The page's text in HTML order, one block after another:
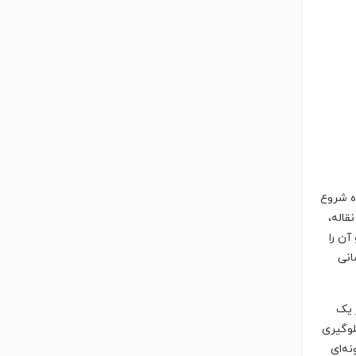
شروع
را
یک